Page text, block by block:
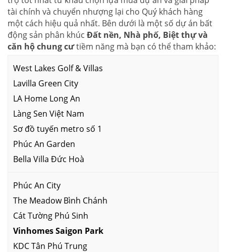
tài chính và chuyển nhượng lại cho Quý khách hàng
một cách hiệu quả nhất. Bên dưới là một số dự án bất
động sản phân khúc Đất nền, Nhà phố, Biệt thự và
căn hộ chung cưtiềm năng mà bạn có thể tham khảo:
West Lakes Golf & Villas
Lavilla Green City
LA Home Long An
Làng Sen Việt Nam
Sơ đồ tuyến metro số 1
Phúc An Garden
Bella Villa Đức Hoà
Phúc An City
The Meadow Bình Chánh
Cát Tường Phú Sinh
Vinhomes Saigon Park
KDC Tân Phú Trung